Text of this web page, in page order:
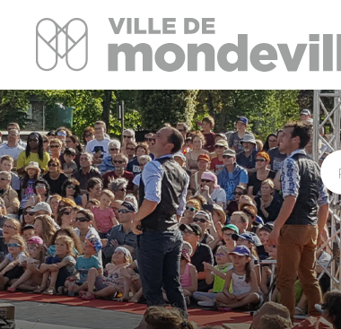
Site Officiel de la ville de Mondeville